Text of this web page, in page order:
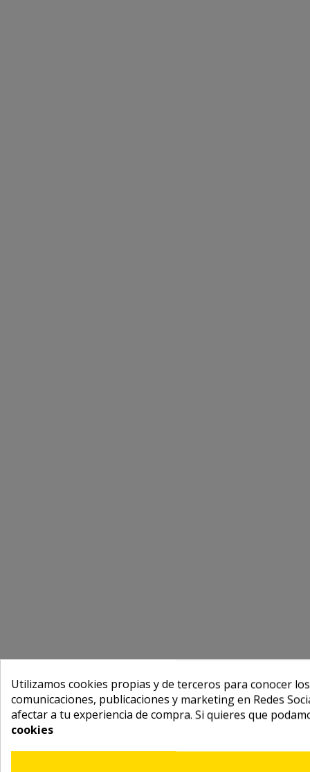
Utilizamos cookies propias y de terceros para conocer
comunicaciones, publicaciones y marketing en Redes
afectar a tu experiencia de compra. Si quieres que
cookies